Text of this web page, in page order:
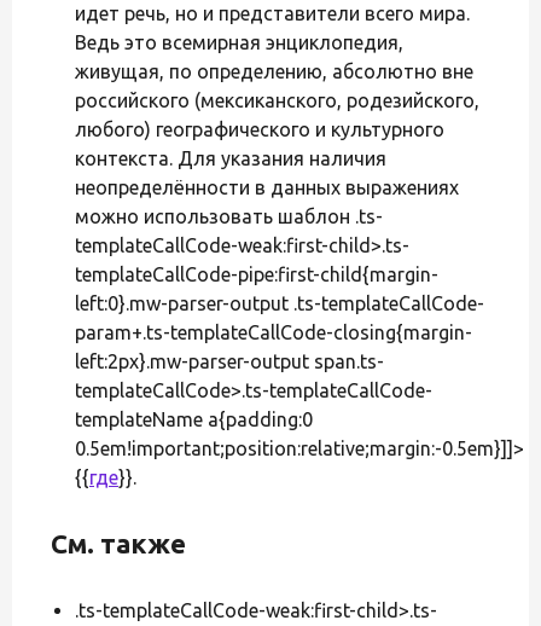
идет речь, но и представители всего мира.
Ведь это всемирная энциклопедия,
живущая, по определению, абсолютно вне
российского (мексиканского, родезийского,
любого) географического и культурного
контекста. Для указания наличия
неопределённости в данных выражениях
можно использовать шаблон .ts-
templateCallCode-weak:first-child>.ts-
templateCallCode-pipe:first-child{margin-
left:0}.mw-parser-output .ts-templateCallCode-
param+.ts-templateCallCode-closing{margin-
left:2px}.mw-parser-output span.ts-
templateCallCode>.ts-templateCallCode-
templateName a{padding:0
0.5em!important;position:relative;margin:-0.5em}]]>
{{где}}.
См. также
.ts-templateCallCode-weak:first-child>.ts-